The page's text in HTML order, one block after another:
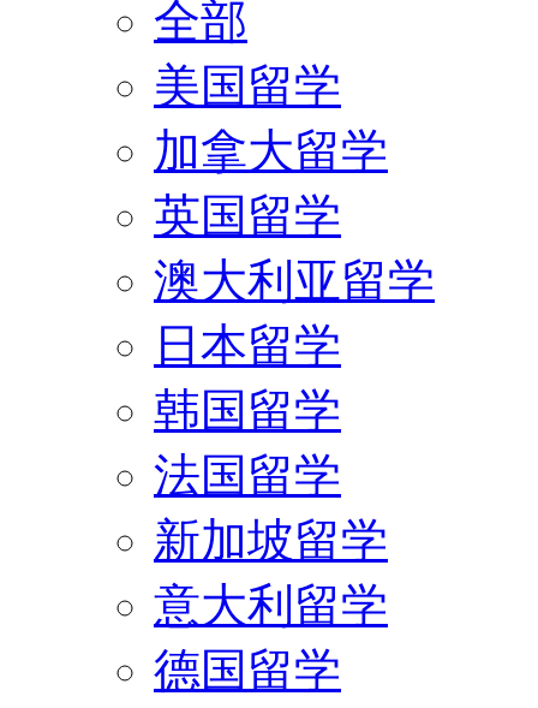
全部
美国留学
加拿大留学
英国留学
澳大利亚留学
日本留学
韩国留学
法国留学
新加坡留学
意大利留学
德国留学